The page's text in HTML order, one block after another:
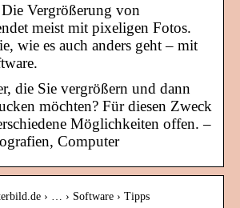
Vergrößerung von
meist mit pixeligen Fotos.
wie es auch anders geht – mit
die Sie vergrößern und dann
möchten? Für diesen Zweck
Möglichkeiten offen. –
Computer
› … › Software › Tipps